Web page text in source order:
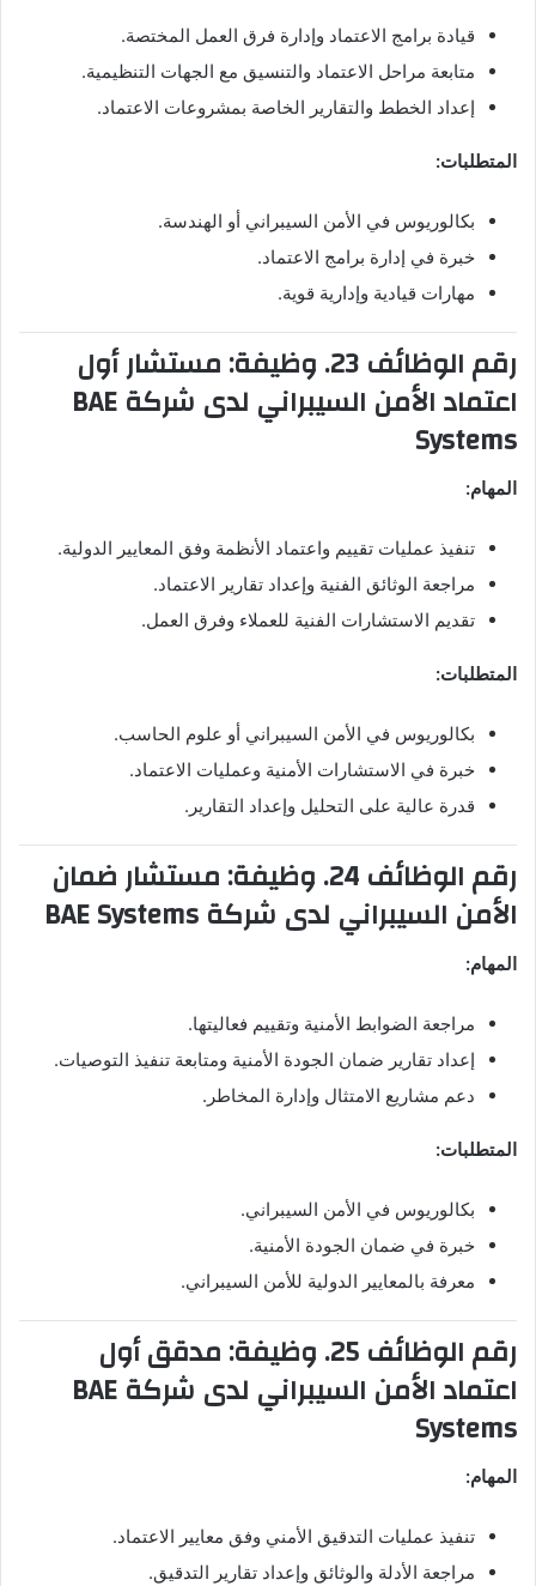
قيادة برامج الاعتماد وإدارة فرق العمل المختصة.
متابعة مراحل الاعتماد والتنسيق مع الجهات التنظيمية.
إعداد الخطط والتقارير الخاصة بمشروعات الاعتماد.
المتطلبات:
بكالوريوس في الأمن السيبراني أو الهندسة.
خبرة في إدارة برامج الاعتماد.
مهارات قيادية وإدارية قوية.
رقم الوظائف 23. وظيفة: مستشار أول
اعتماد الأمن السيبراني لدى شركة BAE
Systems
المهام:
تنفيذ عمليات تقييم واعتماد الأنظمة وفق المعايير الدولية.
مراجعة الوثائق الفنية وإعداد تقارير الاعتماد.
تقديم الاستشارات الفنية للعملاء وفرق العمل.
المتطلبات:
بكالوريوس في الأمن السيبراني أو علوم الحاسب.
خبرة في الاستشارات الأمنية وعمليات الاعتماد.
قدرة عالية على التحليل وإعداد التقارير.
رقم الوظائف 24. وظيفة: مستشار ضمان
الأمن السيبراني لدى شركة BAE Systems
المهام:
مراجعة الضوابط الأمنية وتقييم فعاليتها.
إعداد تقارير ضمان الجودة الأمنية ومتابعة تنفيذ التوصيات.
دعم مشاريع الامتثال وإدارة المخاطر.
المتطلبات:
بكالوريوس في الأمن السيبراني.
خبرة في ضمان الجودة الأمنية.
معرفة بالمعايير الدولية للأمن السيبراني.
رقم الوظائف 25. وظيفة: مدقق أول
اعتماد الأمن السيبراني لدى شركة BAE
Systems
المهام:
تنفيذ عمليات التدقيق الأمني وفق معايير الاعتماد.
مراجعة الأدلة والوثائق وإعداد تقارير التدقيق.